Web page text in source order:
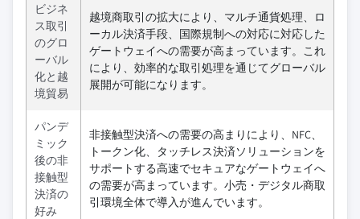
ビジネ
ス取引
のグロ
ーバル
化と越
境貿易
越境商取引の拡大により、マルチ通貨処理、ロ
ーカル決済手段、国際規制への対応に対応した
ゲートウェイへの需要が高まっています。これ
により、効率的な取引処理を通じてグローバル
展開が可能になります。
パンデ
ミック
後の非
接触型
決済の
好み
非接触型決済への需要の高まりにより、NFC、
トークン化、タッチレス決済ソリューションを
サポートする高速でセキュアなゲートウェイへ
の需要が高まっています。小売・デジタル商取
引環境全体で導入が進んでいます。